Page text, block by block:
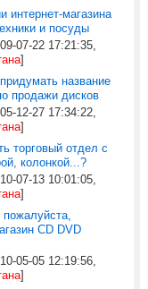
интернет-магазина
и посуды
07-22 17:21:35,
]
название
продажи дисков
12-27 17:34:22,
]
торговый отдел с
колонкой...?
07-13 10:01:05,
]
пожалуйста,
CD DVD
05-05 12:19:56,
]